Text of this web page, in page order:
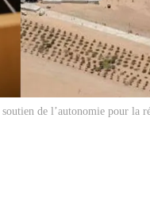
de l’autonomie pour la